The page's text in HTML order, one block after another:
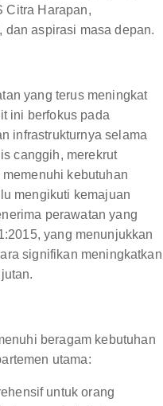
Citra Harapan,
aspirasi masa depan.
yang terus meningkat
ini berfokus pada
infrastrukturnya selama
canggih, merekrut
kebutuhan
mengikuti kemajuan
perawatan yang
yang menunjukkan
signifikan meningkatkan
beragam kebutuhan
utama:
untuk orang